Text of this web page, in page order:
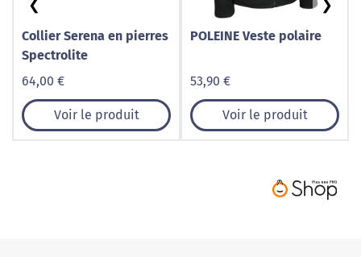
Collier Serena en pierres
Spectrolite
64,00 €
Voir le produit
POLEINE Veste polaire
53,90 €
Voir le produit
❮ ❯